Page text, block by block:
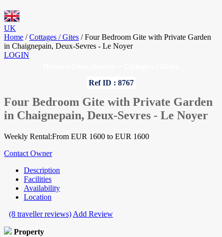
UK
Home / Cottages / Gites / Four Bedroom Gite with Private Garden
in Chaignepain, Deux-Sevres - Le Noyer
LOGIN
Ref ID : 8767
Four Bedroom Gite with Private Garden
in Chaignepain, Deux-Sevres - Le Noyer
Weekly Rental:From EUR 1600 to EUR 1600
Contact Owner
Description
Facilities
Availability
Location
(8 traveller reviews) Add Review
Property